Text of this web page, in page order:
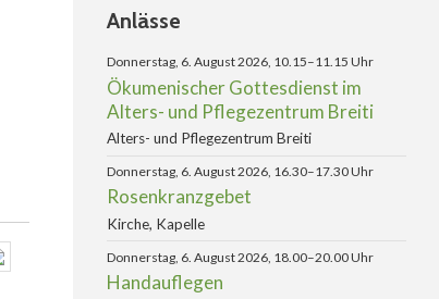
Anlässe
Donnerstag, 6. August 2026, 10.15–11.15 Uhr
Ökumenischer Gottesdienst im
Alters- und Pflegezentrum Breiti
Alters- und Pflegezentrum Breiti
Donnerstag, 6. August 2026, 16.30–17.30 Uhr
Rosenkranzgebet
Kirche, Kapelle
Donnerstag, 6. August 2026, 18.00–20.00 Uhr
Handauflegen